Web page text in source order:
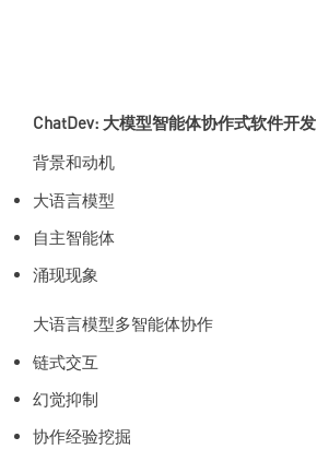
ChatDev: 大模型智能体协作式软件开发
背景和动机
大语言模型
自主智能体
涌现现象
大语言模型多智能体协作
链式交互
幻觉抑制
协作经验挖掘